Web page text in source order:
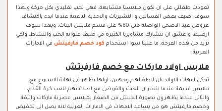
تعودت طفلتي على ان تكون ملابسنا متشابهة، فهي تحب تقليدي بكل حركة ولهذا
سوف اضيف بعض الفساتين و التشيرتات والاحذية الناعمة عندما ابدء باكتشاف
عروض عيد الاضحى الواصلة حتى 80% على قسم ملابس البنات، وبهذا سوف
ارضيها واعشق ان نتشارك مشاويرنا الكثيرة في صيف عنوانه الحب والنشاط، ولكي
نزيد من هذه الفرحة، ما علينا سوا استخدام كود خصم فارفيتش في الامارات
العربية.
ملابس اولاد ماركات مع خصم فارفيتش
تحكي امهات الاولاد بان لاطفالهم وجهين، اولها يظهر في نهاية الاسبوع مع
ملابس قديمة عندما ينشران العبث والفوضى مع اصدقائهم للعب كرة القدم،
والثاني عندما يظهرون بصورة الجينتل من الصغار بملابس عصرية ماركات وانيقة،
وخصم فارفيتش هو من يساعد الامهات في الامارات العربية لانه يصل الى تخفيض